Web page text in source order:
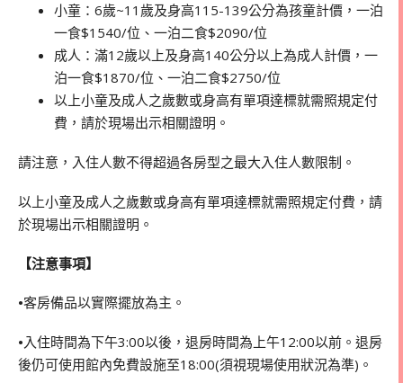
小童：6歲~11歲及身高115-139公分為孩童計價，一泊
一食$1540/位、一泊二食$2090/位
成人：滿12歲以上及身高140公分以上為成人計價，一
泊一食$1870/位、一泊二食$2750/位
以上小童及成人之歲數或身高有單項達標就需照規定付
費，請於現場出示相關證明。
請注意，入住人數不得超過各房型之最大入住人數限制。
以上小童及成人之歲數或身高有單項達標就需照規定付費，請
於現場出示相關證明。
【注意事項】
•客房備品以實際擺放為主。
•入住時間為下午3:00以後，退房時間為上午12:00以前。退房
後仍可使用館內免費設施至18:00(須視現場使用狀況為準)。